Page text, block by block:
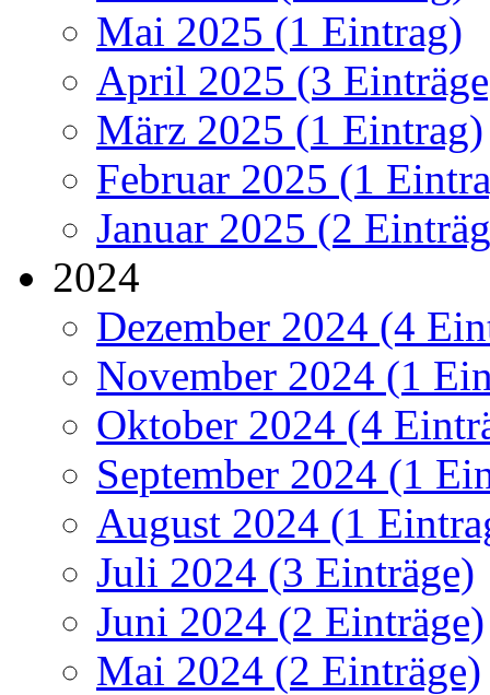
Mai 2025 (1 Eintrag)
April 2025 (3
März 2025 (1 Eintrag)
Februar 2025 (1
Januar 2025 (2
2024
Dezember 2024 (4
November 2024 (1
Oktober 2024 (4
September 2024 (1
August 2024 (1
Juli 2024 (3 Einträge)
Juni 2024 (2 Einträge)
Mai 2024 (2 Einträge)